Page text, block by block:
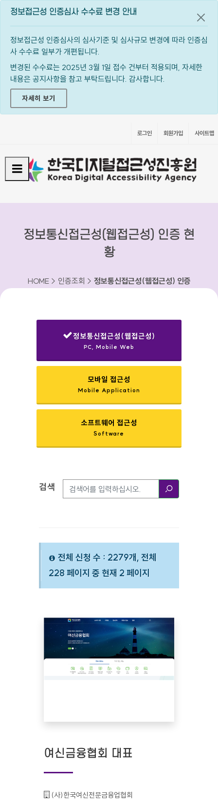
정보접근성 인증심사 수수료 변경 안내
정보접근성 인증심사의 심사기준 및 심사규모 변경에 따라 인증심
사 수수료 일부가 개편됩니다.
변경된 수수료는 2025년 3월 1일 접수 건부터 적용되며, 자세한
내용은 공지사항을 참고 부탁드립니다. 감사합니다.
자세히 보기
공지
로그인 회원가입 사이트맵
정보통신접근성(웹접근성) 인증 현
황
HOME > 인증조회 > 정보통신접근성(웹접근성) 인증
정보통신접근성(웹접근성)
PC, Mobile Web
모바일 접근성
Mobile Application
소프트웨어 접근성
Software
검색옵션
검색
전체 신청 수 : 2279개, 전체
228 페이지 중 현재 2 페이지
여신금융협회 대표
기관명 :
(사)한국여신전문금융업협회